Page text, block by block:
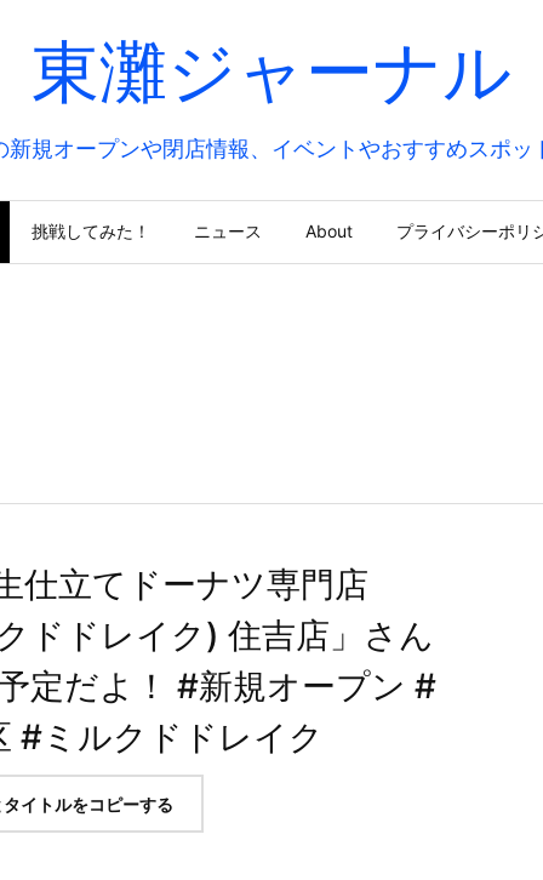
東灘ジャーナル
新規オープンや閉店情報、イベントやおすすめスポッ
挑戦してみた！ ニュース About プライバシーポリ
仕立てドーナツ専門店
ドドレイク) 住吉店」さん
定だよ！ #新規オープン #
#ミルクドドレイク
イトルをコピーする